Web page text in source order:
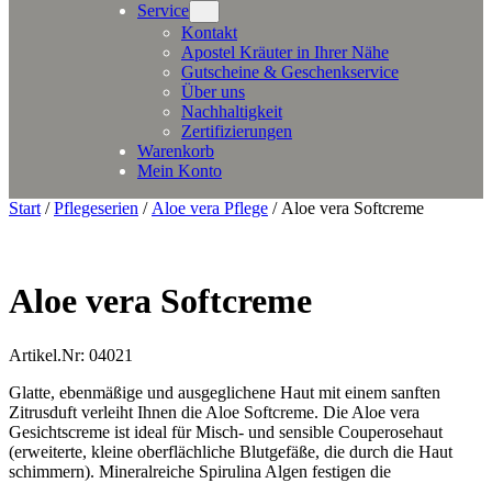
Service
Kontakt
Apostel Kräuter in Ihrer Nähe
Gutscheine & Geschenkservice
Über uns
Nachhaltigkeit
Zertifizierungen
Warenkorb
Mein Konto
Start /Pflegeserien / Aloe vera Pflege / Aloe vera Softcreme
Aloe vera Softcreme
Artikel.Nr: 04021
Glatte, ebenmäßige und ausgeglichene Haut mit einem sanften
Zitrusduft verleiht Ihnen die Aloe Softcreme. Die Aloe vera
Gesichtscreme ist ideal für Misch- und sensible Couperosehaut
(erweiterte, kleine oberflächliche Blutgefäße, die durch die Haut
schimmern). Mineralreiche Spirulina Algen festigen die